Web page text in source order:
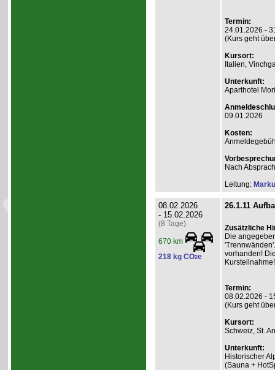
Termin:
24.01.2026 -
(Kurs geht
Kursort:
Italien,
Unterkunft:
Aparthotel
09.01.2026
Kosten:
Nach
Leitung:
08.02.2026
- 15.02.2026
(8 Tage)
670 km
218 kg CO2e
26.1.11
Zusätzliche
Die
vorhanden!
Kursteilnahme!
Termin:
08.02.2026 -
(Kurs geht
Kursort:
Schweiz, St.
Unterkunft:
Historischer
(Sauna +